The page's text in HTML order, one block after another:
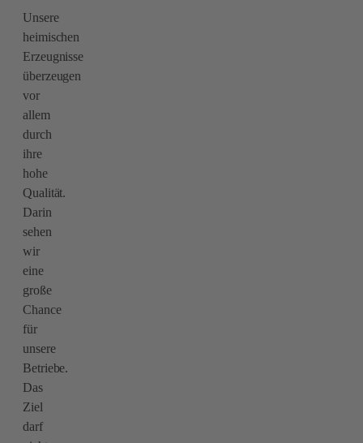
Unsere
heimischen
Erzeugnisse
überzeugen
vor
allem
durch
ihre
hohe
Qualität.
Darin
sehen
wir
eine
große
Chance
für
unsere
Betriebe.
Das
Ziel
darf